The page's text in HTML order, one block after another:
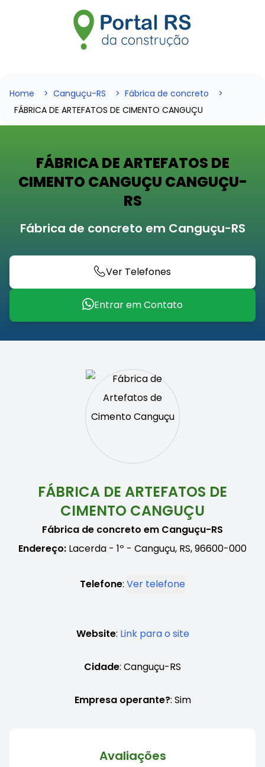
Home Canguçu-RS
Fábrica de concreto
FÁBRICA DE ARTEFATOS DE CIMENTO CANGUÇU
FÁBRICA DE ARTEFATOS DE
CIMENTO CANGUÇU CANGUÇU-
RS
Fábrica de concreto em Canguçu-RS
Ver Telefones
Entrar em Contato
FÁBRICA DE ARTEFATOS DE
CIMENTO CANGUÇU
Fábrica de concreto em Canguçu-RS
Endereço: Lacerda - 1º - Canguçu, RS, 96600-000
Telefone: Ver telefone
Website: Link para o site
Cidade: Canguçu-RS
Empresa operante?: Sim
Avaliações